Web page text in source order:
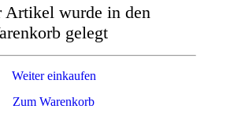
Artikel wurde in den
gelegt
Zum Warenkorb
Weiter einkaufen